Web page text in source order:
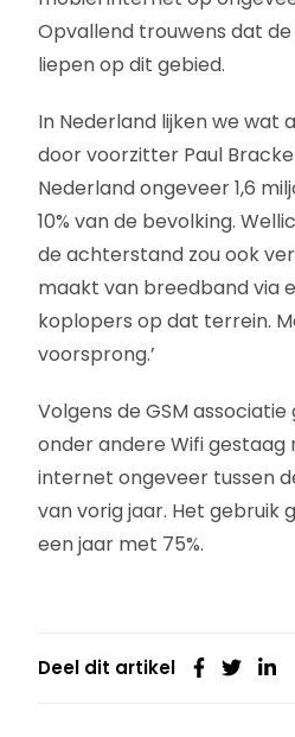
Opvallend trouwens dat
liepen op dit gebied.
In Nederland lijken we wat
door voorzitter Paul
Nederland ongeveer 1,6
10% van de bevolking.
de achterstand zou ook
maakt van breedband via
koplopers op dat terrein.
voorsprong.’
Volgens de GSM
onder andere Wifi
internet ongeveer tussen
van vorig jaar. Het gebruik
een jaar met 75%.
Deel dit artikel